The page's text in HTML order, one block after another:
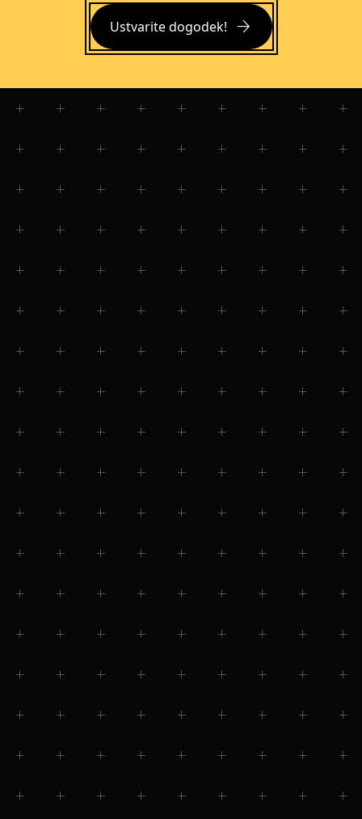
Ustvarite dogodek! arrow_forward